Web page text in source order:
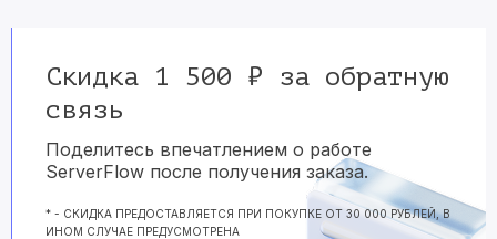
Скидка 1 500 ₽ за обратную
связь
Поделитесь впечатлением о работе
ServerFlow после получения заказа.
* - СКИДКА ПРЕДОСТАВЛЯЕТСЯ ПРИ ПОКУПКЕ ОТ 30 000 РУБЛЕЙ, В
ИНОМ СЛУЧАЕ ПРЕДУСМОТРЕНА